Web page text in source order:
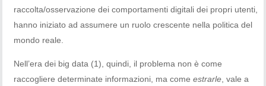
raccolta/osservazione dei comportamenti digitali dei propri utenti,
hanno iniziato ad assumere un ruolo crescente nella politica del
mondo reale.
Nell’era dei big data (1), quindi, il problema non è come
raccogliere determinate informazioni, ma comeestrarle , vale a